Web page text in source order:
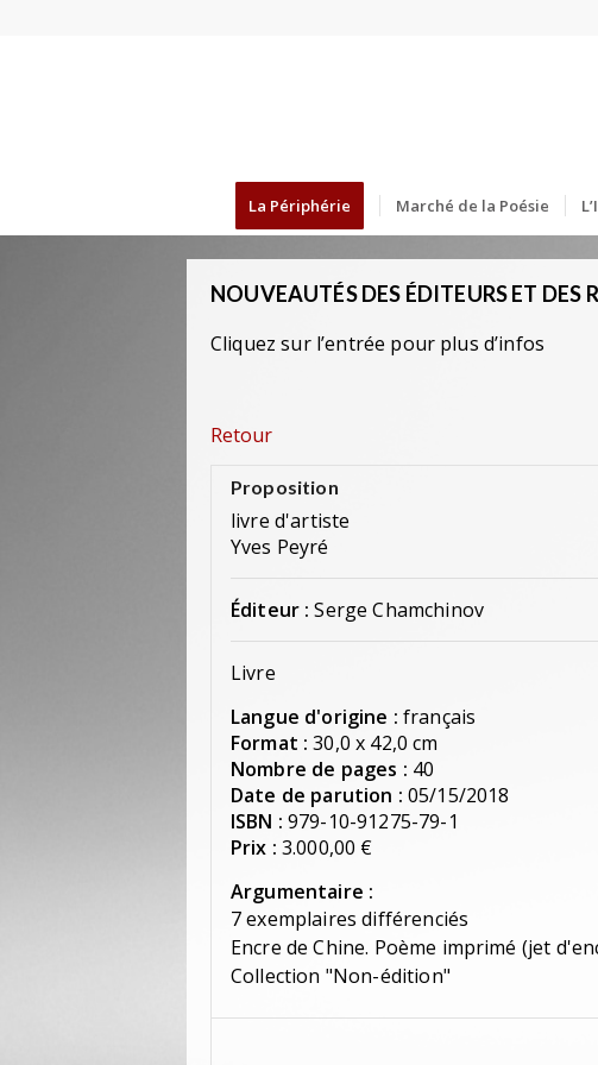
La Périphérie Marché de la Poésie
NOUVEAUTÉS DES ÉDITEURS ET DES
Cliquez sur l’entrée pour plus d’infos
Retour
Proposition
livre d'artiste
Yves Peyré
Éditeur : Serge Chamchinov
Livre
Langue d'origine : français
Format : 30,0 x 42,0 cm
Nombre de pages : 40
Date de parution : 05/15/2018
ISBN : 979-10-91275-79-1
Prix : 3.000,00 €
Argumentaire :
7 exemplaires différenciés
Encre de Chine. Poème imprimé (jet
Collection "Non-édition"